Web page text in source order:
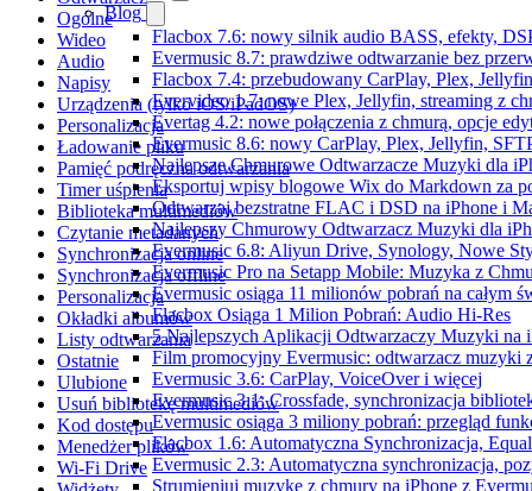
Blog
Flacbox 7.6: nowy silnik audio BASS, efekty,
Evermusic 8.7: prawdziwe odtwarzanie bez
Flacbox 7.4: przebudowany CarPlay, Plex,
Evervideo 1.7: nowe Plex, Jellyfin, streaming z
Evertag 4.2: nowe połączenia z chmurą, opcje
Evermusic 8.6: nowy CarPlay, Plex, Jellyfin,
Najlepsze Chmurowe Odtwarzacze Muzyki dla
Eksportuj wpisy blogowe Wix do Markdown za
Odtwarzaj bezstratne FLAC i DSD na iPhone i
Najlepszy Chmurowy Odtwarzacz Muzyki dla
Evermusic 6.8: Aliyun Drive, Synology, Nowe
Evermusic Pro na Setapp Mobile: Muzyka z
Evermusic osiąga 11 milionów pobrań na całym
Flacbox Osiąga 1 Milion Pobrań: Audio Hi-Res
5 Najlepszych Aplikacji Odtwarzaczy Muzyki na
Film promocyjny Evermusic: odtwarzacz muzyki
Evermusic 3.6: CarPlay, VoiceOver i więcej
Evermusic 3.1: Crossfade, synchronizacja
Evermusic osiąga 3 miliony pobrań: przegląd
Flacbox 1.6: Automatyczna Synchronizacja,
Evermusic 2.3: Automatyczna synchronizacja,
Strumieniuj muzykę z chmury na iPhone z
Ogólne
Wideo
Audio
Napisy
Urządzenia (tylko iOS/iPadOS)
Personalizacja
Ładowanie pliku
Pamięć podręczna odtwarzania
Timer uśpienia
Biblioteka multimediów
Czytanie metadanych
Synchronizacja online
Synchronizacja offline
Personalizacja
Okładki albumów
Listy odtwarzania
Ostatnie
Ulubione
Usuń bibliotekę multimediów
Kod dostępu
Menedżer plików
Wi-Fi Drive